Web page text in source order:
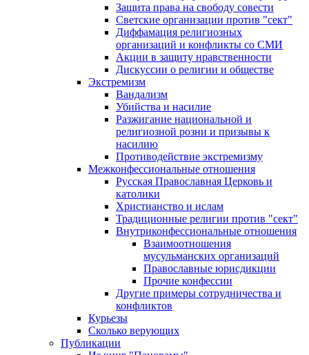
Защита права на свободу совести
Светские организации против "сект"
Диффамация религиозных
организаций и конфликты со СМИ
Акции в защиту нравственности
Дискуссии о религии и обществе
Экстремизм
Вандализм
Убийства и насилие
Разжигание национальной и
религиозной розни и призывы к
насилию
Противодействие экстремизму
Межконфессиональные отношения
Русская Православная Церковь и
католики
Христианство и ислам
Традиционные религии против "сект"
Внутриконфессиональные отношения
Взаимоотношения
мусульманских организаций
Православные юрисдикции
Прочие конфессии
Другие примеры сотрудничества и
конфликтов
Курьезы
Сколько верующих
Публикации